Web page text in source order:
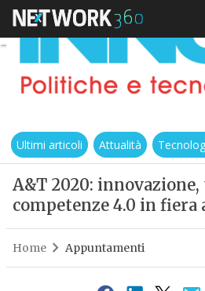
Ultimi articoli Attualità
A&T 2020:
competenze 4.0 in fiera
Home Appuntamenti